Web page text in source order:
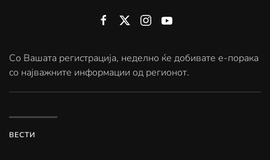
Со Вашата регистрација, неделно ќе добивате е-порака
со најважните информации од регионот.
ВЕСТИ